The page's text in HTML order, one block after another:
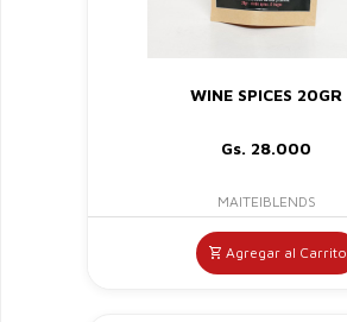
WINE SPICES 20GR
Gs. 28.000
MAITEIBLENDS
Agregar al Carrito